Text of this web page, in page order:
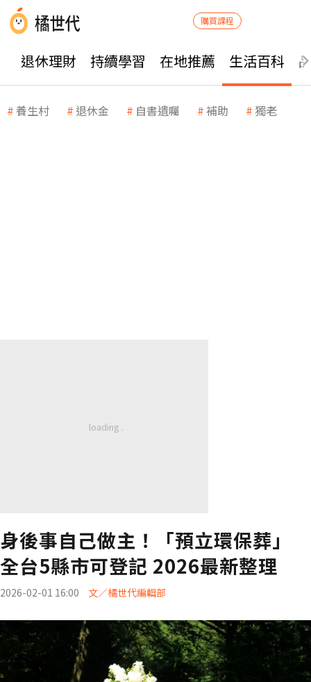
購買課程
退休理財 持續學習 在地推薦 生活百科
養生村 退休金 自書遺囑 補助 獨老
身後事自己做主！「預立環保葬」
全台5縣市可登記 2026最新整理
2026-02-01 16:00 文／橘世代編輯部